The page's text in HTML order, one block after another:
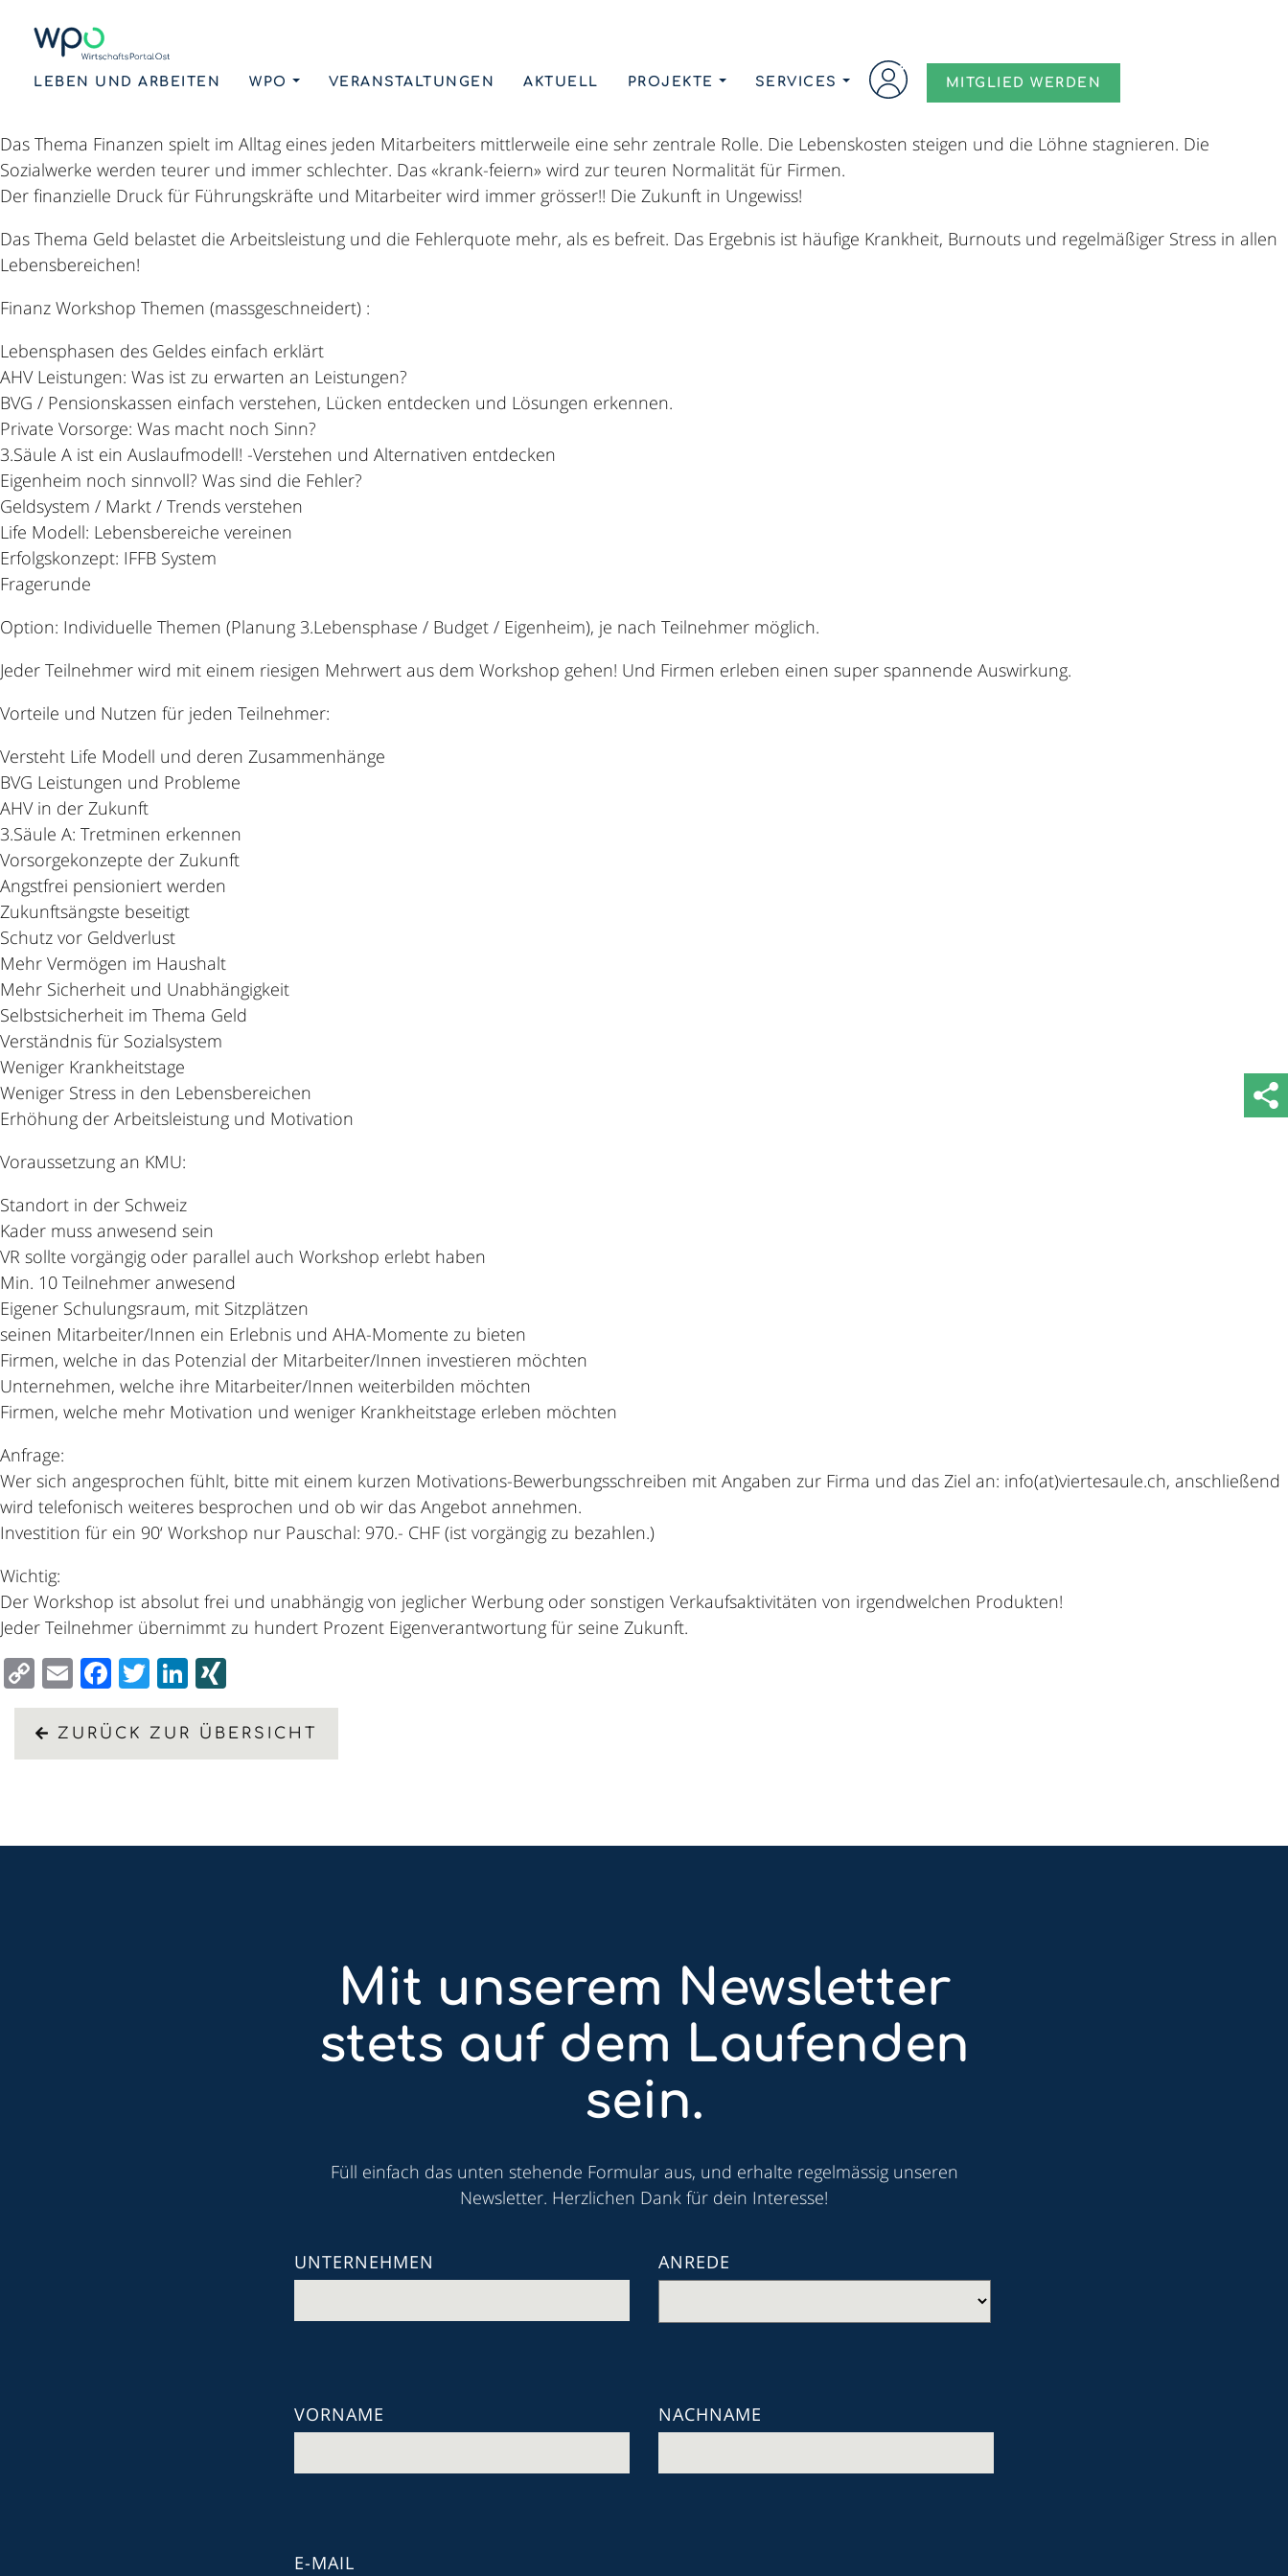
LEBEN UND ARBEITEN WPO VERANSTALTUNGEN AKTUELL PROJEKTE SERVICES MITGLIED WERDEN
Das Thema Finanzen spielt im Alltag eines jeden Mitarbeiters mittlerweile eine sehr zentrale Rolle. Die Lebenskosten steigen und die Löhne stagnieren. Die
Sozialwerke werden teurer und immer schlechter. Das «krank-feiern» wird zur teuren Normalität für Firmen.
Der finanzielle Druck für Führungskräfte und Mitarbeiter wird immer grösser!! Die Zukunft in Ungewiss!
Das Thema Geld belastet die Arbeitsleistung und die Fehlerquote mehr, als es befreit. Das Ergebnis ist häufige Krankheit, Burnouts und regelmäßiger Stress in allen
Lebensbereichen!
Finanz Workshop Themen (massgeschneidert) :
Lebensphasen des Geldes einfach erklärt
AHV Leistungen: Was ist zu erwarten an Leistungen?
BVG / Pensionskassen einfach verstehen, Lücken entdecken und Lösungen erkennen.
Private Vorsorge: Was macht noch Sinn?
3.Säule A ist ein Auslaufmodell! -Verstehen und Alternativen entdecken
Eigenheim noch sinnvoll? Was sind die Fehler?
Geldsystem / Markt / Trends verstehen
Life Modell: Lebensbereiche vereinen
Erfolgskonzept: IFFB System
Fragerunde
Option: Individuelle Themen (Planung 3.Lebensphase / Budget / Eigenheim), je nach Teilnehmer möglich.
Jeder Teilnehmer wird mit einem riesigen Mehrwert aus dem Workshop gehen! Und Firmen erleben einen super spannende Auswirkung.
Vorteile und Nutzen für jeden Teilnehmer:
Versteht Life Modell und deren Zusammenhänge
BVG Leistungen und Probleme
AHV in der Zukunft
3.Säule A: Tretminen erkennen
Vorsorgekonzepte der Zukunft
Angstfrei pensioniert werden
Zukunftsängste beseitigt
Schutz vor Geldverlust
Mehr Vermögen im Haushalt
Mehr Sicherheit und Unabhängigkeit
Selbstsicherheit im Thema Geld
Verständnis für Sozialsystem
Weniger Krankheitstage
Weniger Stress in den Lebensbereichen
Erhöhung der Arbeitsleistung und Motivation
Voraussetzung an KMU:
Standort in der Schweiz
Kader muss anwesend sein
VR sollte vorgängig oder parallel auch Workshop erlebt haben
Min. 10 Teilnehmer anwesend
Eigener Schulungsraum, mit Sitzplätzen
seinen Mitarbeiter/Innen ein Erlebnis und AHA-Momente zu bieten
Firmen, welche in das Potenzial der Mitarbeiter/Innen investieren möchten
Unternehmen, welche ihre Mitarbeiter/Innen weiterbilden möchten
Firmen, welche mehr Motivation und weniger Krankheitstage erleben möchten
Anfrage:
Wer sich angesprochen fühlt, bitte mit einem kurzen Motivations-Bewerbungsschreiben mit Angaben zur Firma und das Ziel an: info(at)viertesaule.ch, anschließend
wird telefonisch weiteres besprochen und ob wir das Angebot annehmen.
Investition für ein 90‘ Workshop nur Pauschal: 970.- CHF (ist vorgängig zu bezahlen.)
Wichtig:
Der Workshop ist absolut frei und unabhängig von jeglicher Werbung oder sonstigen Verkaufsaktivitäten von irgendwelchen Produkten!
Jeder Teilnehmer übernimmt zu hundert Prozent Eigenverantwortung für seine Zukunft.
Copy
Link
EmailFacebook
TwitterLinkedIn
ZURÜCK ZUR ÜBERSICHT
Mit unserem Newsletter
stets auf dem Laufenden
sein.
Füll einfach das unten stehende Formular aus, und erhalte regelmässig unseren
Newsletter. Herzlichen Dank für dein Interesse!
UNTERNEHMEN ANREDE
VORNAME NACHNAME
E-MAIL